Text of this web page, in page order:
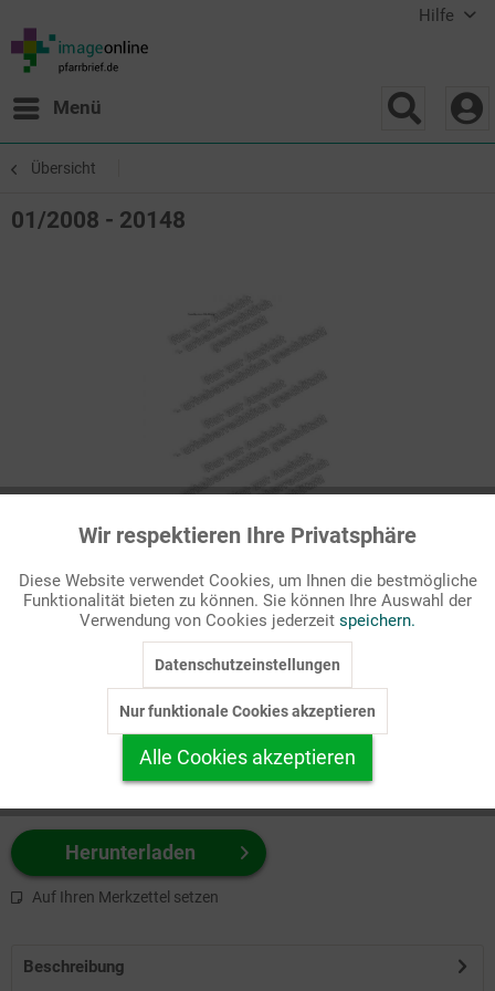
Hilfe
Menü
Übersicht
01/2008 - 20148
Passende Stichworte
Witz
zuerst Ihr Produktformat aus.
z.B. Farbe-Grafik, Schwarz-Weiß-Grafik, mit/ohne Text ...
Herunterladen
Auf Ihren Merkzettel setzen
Beschreibung
Funktionale Aktiv
Marketing Inaktiv
Personalisierung Inaktiv
Service
Wir respektieren Ihre Privatsphäre
Diese Website verwendet Cookies, um Ihnen die bestmögliche
Funktionalität bieten zu können. Sie können Ihre Auswahl der
Verwendung von Cookies jederzeit speichern.
Datenschutzeinstellungen
Nur funktionale Cookies akzeptieren
Alle Cookies akzeptieren